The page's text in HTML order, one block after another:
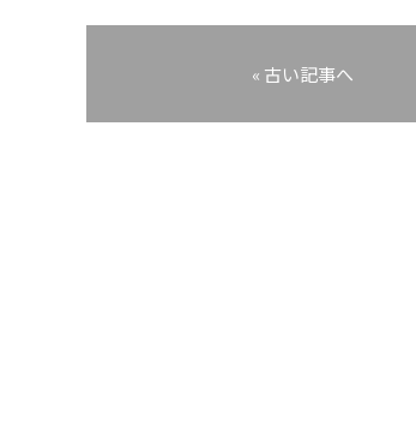
« 古い記事へ